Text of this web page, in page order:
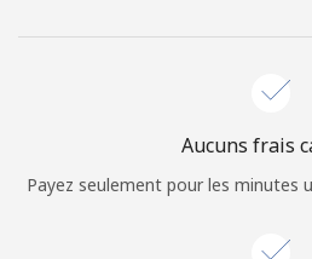
Login
ou
Aucuns frais
Payez seulement pour les minutes